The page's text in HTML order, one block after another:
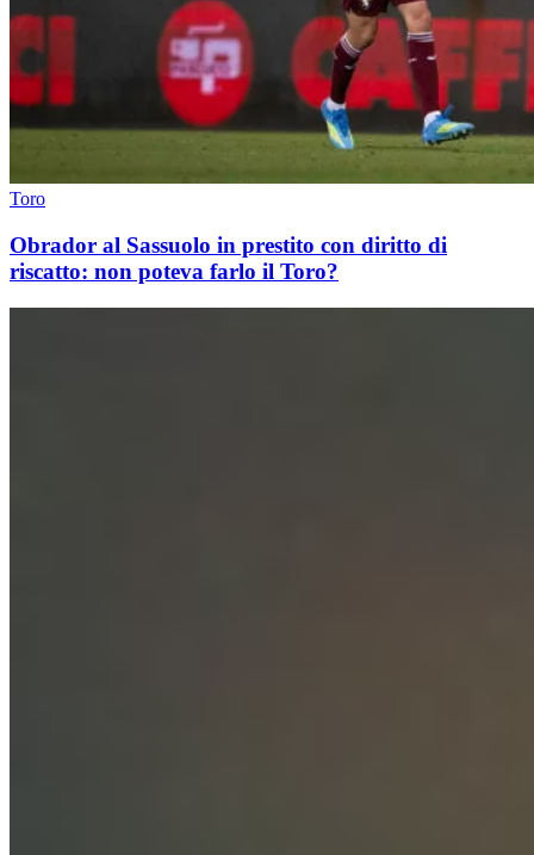
Toro
Obrador al Sassuolo in prestito con diritto di
riscatto: non poteva farlo il Toro?